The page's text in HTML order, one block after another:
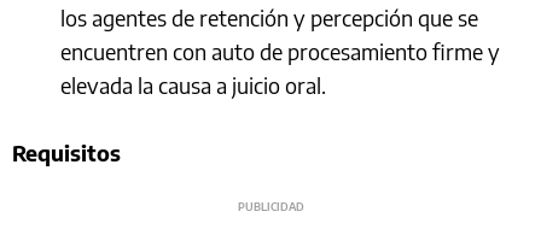
los agentes de retención y percepción que se
encuentren con auto de procesamiento firme y
elevada la causa a juicio oral.
Requisitos